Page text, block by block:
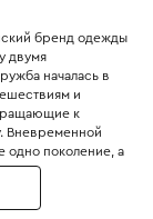
бренд одежды
двумя
началась в
и
к
Вневременной
одно поколение, а
"Жили-были,
одежда этого